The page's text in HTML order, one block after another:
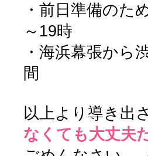
・前日準備のた
～19時
・海浜幕張から
間
以上より導き出
なくても大丈夫